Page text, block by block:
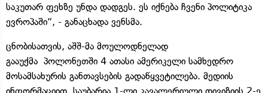
საკუთარ ფეხზე უნდა დადგეს. ეს იქნება ჩვენი პოლიტიკა
ევროპაში“, - განაცხადა ვენსმა.
ცნობისათვის, აშშ-მა მოულოდნელად
გააუქმა პოლონეთში 4 ათასი ამერიკელი სამხედრო
მოსამსახურის განთავსების გადაწყვეტილება. მედიის